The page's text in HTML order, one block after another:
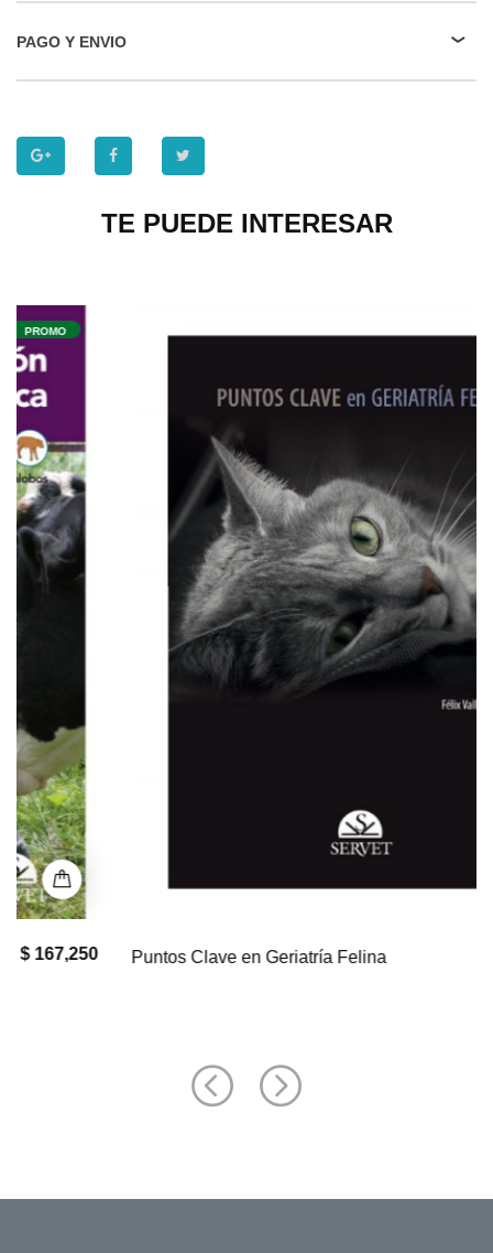
PAGO Y ENVIO
TE PUEDE INTERESAR
Puntos Clave en Geriatría Felina